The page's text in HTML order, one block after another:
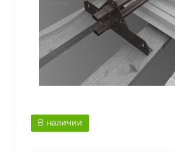
В наличии